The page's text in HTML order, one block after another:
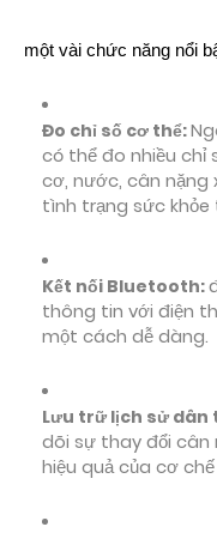
một vài chức năng nổi
Đo chỉ số cơ thể:
có thể đo nhiều chỉ
cơ, nước, cân nặng
tình trạng sức khỏe
Kết nối Bluetooth:
thông tin với điện
một cách dễ dàng.
Lưu trữ lịch sử dân
dõi sự thay đổi
hiệu quả của cơ